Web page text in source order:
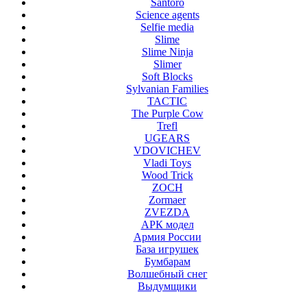
Santoro
Science agents
Selfie media
Slime
Slime Ninja
Slimer
Soft Blocks
Sylvanian Families
TACTIC
The Purple Cow
Trefl
UGEARS
VDOVICHEV
Vladi Toys
Wood Trick
ZOCH
Zormaer
ZVEZDA
АРК модел
Армия России
База игрушек
Бумбарам
Волшебный снег
Выдумщики